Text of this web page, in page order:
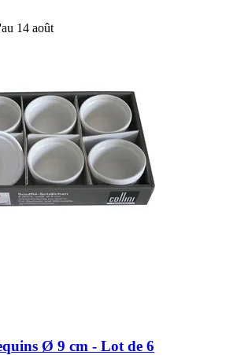
14 août
Ø 9 cm -​ Lot de 6